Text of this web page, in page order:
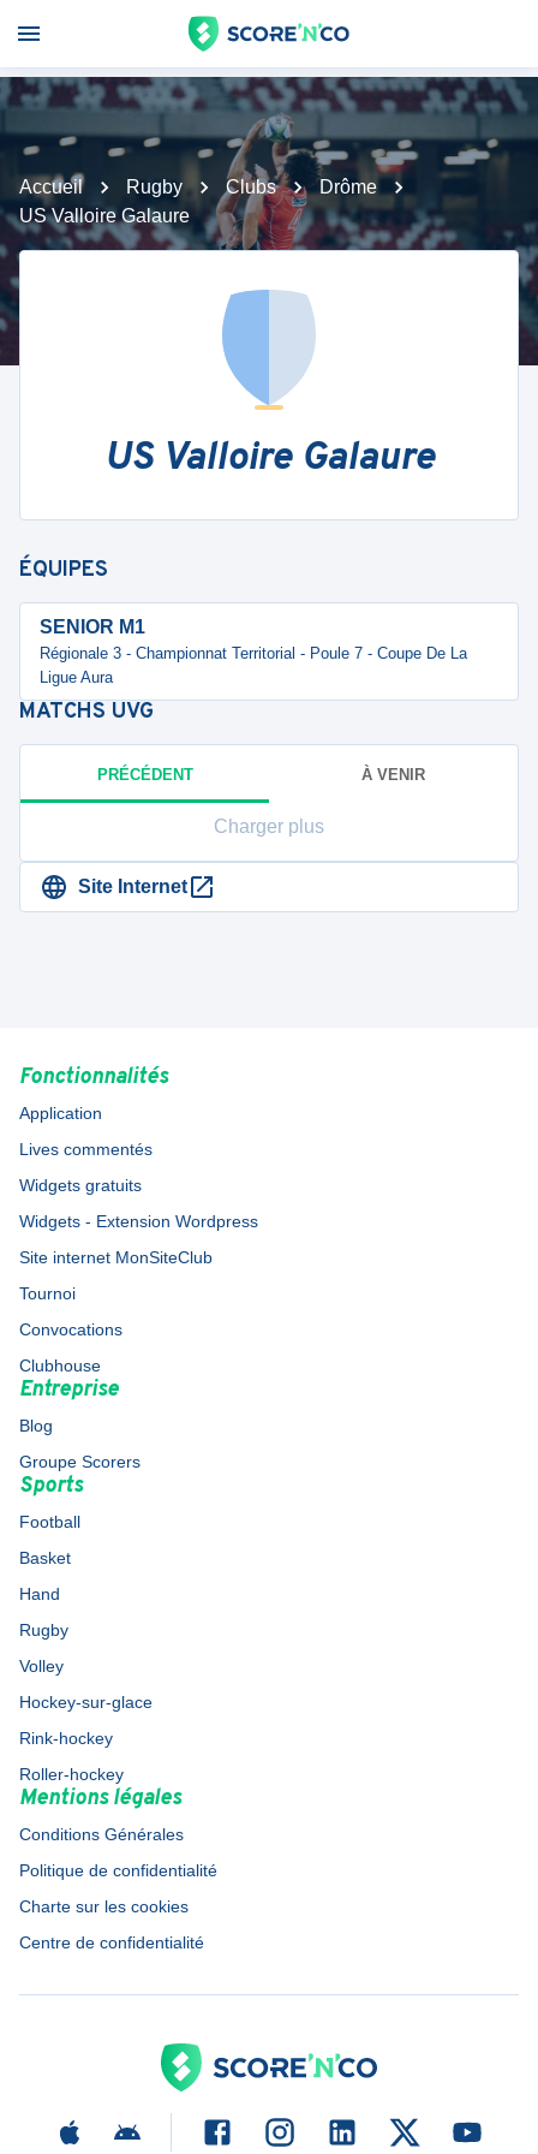
Accueil Rugby Clubs
Drôme
US Valloire Galaure
US Valloire Galaure
ÉQUIPES
SENIOR M1
Régionale 3 - Championnat Territorial - Poule 7 - Coupe De La
Ligue Aura
MATCHS UVG
PRÉCÉDENT À VENIR
Charger plus
Site Internet
Fonctionnalités
Application
Lives commentés
Widgets gratuits
Widgets - Extension Wordpress
Site internet MonSiteClub
Tournoi
Convocations
Clubhouse
Entreprise
Blog
Groupe Scorers
Sports
Football
Basket
Hand
Rugby
Volley
Hockey-sur-glace
Rink-hockey
Roller-hockey
Mentions légales
Conditions Générales
Politique de confidentialité
Charte sur les cookies
Centre de confidentialité